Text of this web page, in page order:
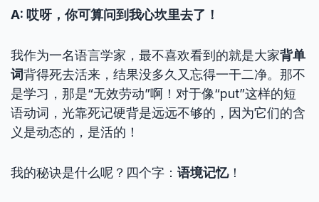
A: 哎呀，你可算问到我心坎里去了！
我作为一名语言学家，最不喜欢看到的就是大家背单
词背得死去活来，结果没多久又忘得一干二净。那不
是学习，那是“无效劳动”啊！对于像“put”这样的短
语动词，光靠死记硬背是远远不够的，因为它们的含
义是动态的，是活的！
我的秘诀是什么呢？四个字： 语境记忆！